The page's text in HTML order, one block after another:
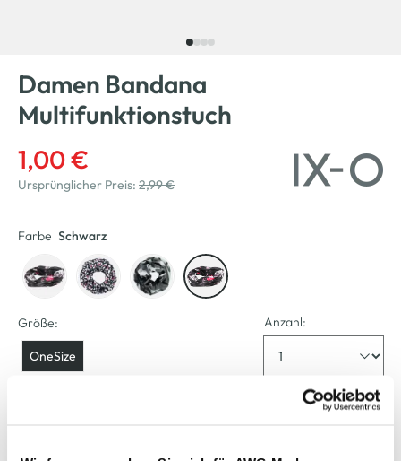
Damen Bandana
Multifunktionstuch
1,00 €
Ursprünglicher Preis: 2,99 €
Farbe Schwarz
Größe:
OneSize
Anzahl: